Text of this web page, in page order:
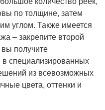
по толщине, затем
углом. Также имеется
– закрепите второй
получите
специализированных
из всевозможных
цвета, оттенки и